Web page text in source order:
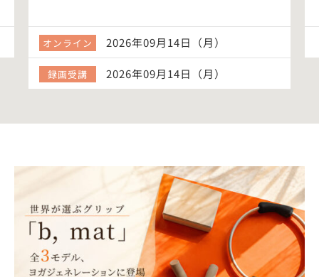
オンライン 2026年09月14日（月）
録画受講 2026年09月14日（月）